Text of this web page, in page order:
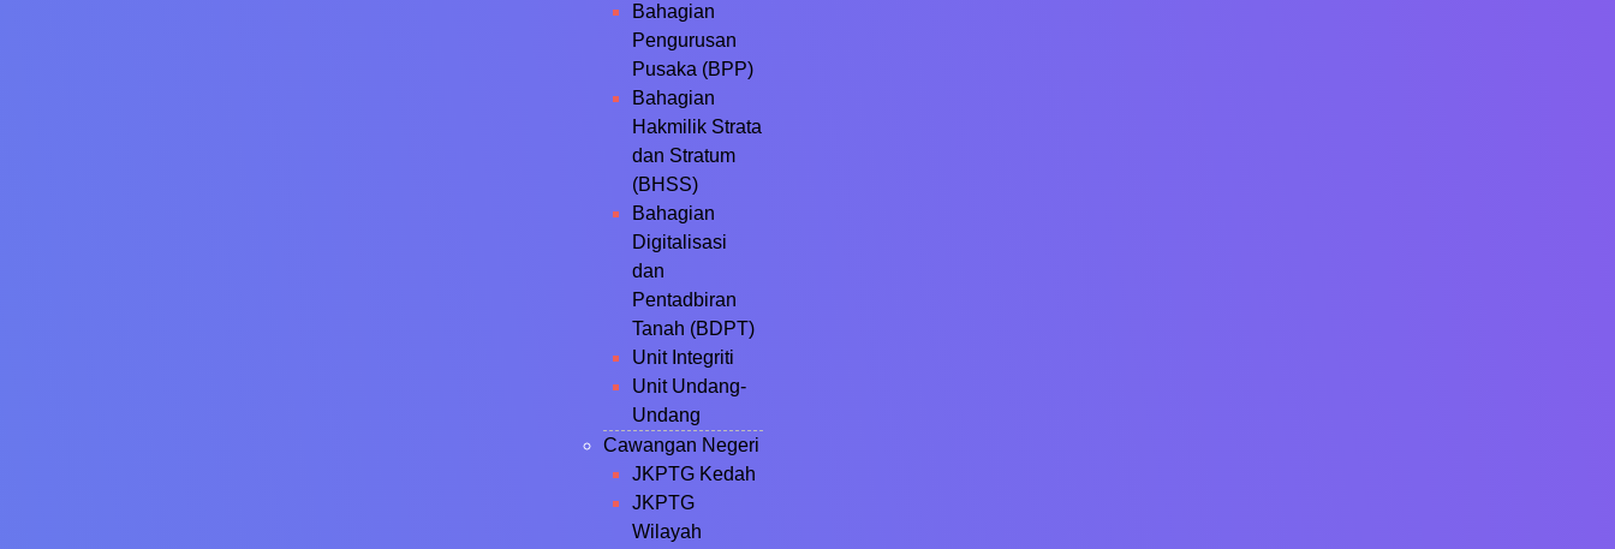
Bahagian
Pengurusan
Pusaka (BPP)
Bahagian
Hakmilik Strata
dan Stratum
(BHSS)
Bahagian
Digitalisasi
dan
Pentadbiran
Tanah (BDPT)
Unit Integriti
Unit Undang-
Undang
Cawangan Negeri
JKPTG Kedah
JKPTG
Wilayah